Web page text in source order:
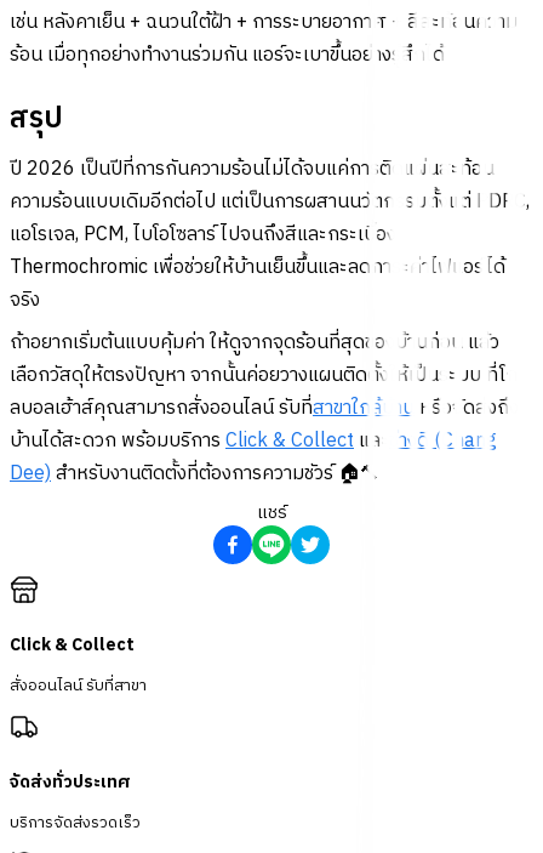
เช่น หลังคาเย็น + ฉนวนใต้ฝ้า + การระบายอากาศ + สีสะท้อนความ
ร้อน เมื่อทุกอย่างทำงานร่วมกัน แอร์จะเบาขึ้นอย่างรู้สึกได้
สรุป
ปี 2026 เป็นปีที่การกันความร้อนไม่ได้จบแค่การติดแผ่นสะท้อน
ความร้อนแบบเดิมอีกต่อไป แต่เป็นการผสานนวัตกรรมตั้งแต่ PDRC,
แอโรเจล, PCM, ไบโอโซลาร์ ไปจนถึงสีและกระเบื้อง
Thermochromic เพื่อช่วยให้บ้านเย็นขึ้นและลดภาระค่าไฟแอร์ได้
จริง
ถ้าอยากเริ่มต้นแบบคุ้มค่า ให้ดูจากจุดร้อนที่สุดของบ้านก่อน แล้ว
เลือกวัสดุให้ตรงปัญหา จากนั้นค่อยวางแผนติดตั้งให้เป็นระบบ ที่โก
ลบอลเฮ้าส์คุณสามารถสั่งออนไลน์ รับที่สาขาใกล้บ้าน หรือจัดส่งถึง
บ้านได้สะดวก พร้อมบริการClick & Collectและ ช่างดี (Chang
Dee)สำหรับงานติดตั้งที่ต้องการความชัวร์ 🏠🔨
แชร์
Click & Collect
สั่งออนไลน์ รับที่สาขา
จัดส่งทั่วประเทศ
บริการจัดส่งรวดเร็ว